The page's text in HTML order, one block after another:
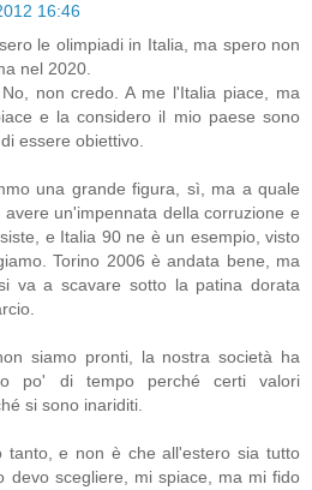
16:46
le olimpiadi in Italia, ma spero non
nel 2020.
non credo. A me l'Italia piace, ma
e la considero il mio paese sono
essere obiettivo.
una grande figura, sì, ma a quale
un'impennata della corruzione e
e Italia 90 ne è un esempio, visto
Torino 2006 è andata bene, ma
va a scavare sotto la patina dorata
siamo pronti, la nostra società ha
po' di tempo perché certi valori
si sono inariditi.
tanto, e non è che all'estero sia tutto
devo scegliere, mi spiace, ma mi fido